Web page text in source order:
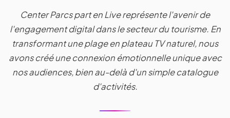
Center Parcs part en Live représente l'avenir de
l'engagement digital dans le secteur du tourisme. En
transformant une plage en plateau TV naturel, nous
avons créé une connexion émotionnelle unique avec
nos audiences, bien au-delà d'un simple catalogue
d'activités.